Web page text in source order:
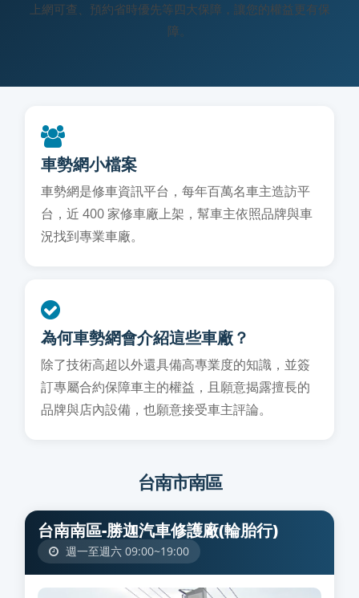
上網可查、預約省時優先等四大保障，讓您的權益更有保
障。
車勢網小檔案
車勢網是修車資訊平台，每年百萬名車主造訪平
台，近 400 家修車廠上架，幫車主依照品牌與車
況找到專業車廠。
為何車勢網會介紹這些車廠？
除了技術高超以外還具備高專業度的知識，並簽
訂專屬合約保障車主的權益，且願意揭露擅長的
品牌與店內設備，也願意接受車主評論。
台南市南區
台南南區-勝迦汽車修護廠(輪胎行)
週一至週六 09:00~19:00